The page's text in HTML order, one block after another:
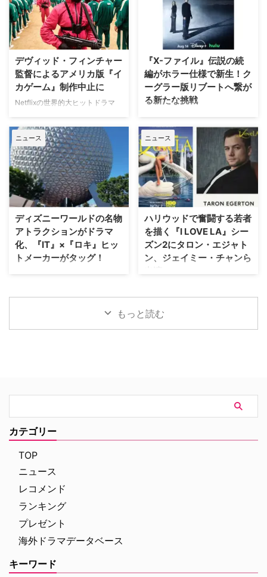
捜査に特化した新たな専門チャン
ネル「THE 犯罪捜査ファイル・
チャンネル」をスタート。 『ラ
イン・オブ・デューティ』キャス
トが贈る犯罪ドキュメンタリーも
本チャンネルは、JCOM株式会社
がAmazon Prime Videoで提供す
る新たなチャンネルパッケージサ
ービス「プレミアTVパック」の
の高い犯罪捜査ドラマや放送には
ないクライムドキュメンタリーを
配信する …
が詰まった本編映像が公開され
た。さらに、著名人たちからの絶
賛コメントも到着した。 最強の
二人が挑む成功率ゼロパーセント
ション』 『シャーロック・ホー
ムズ』や『コードネーム
U.N.C.L.E.』で世界中の映画ファ
ンを熱狂させたガイ・リッチー監
最高に危険なノンストップ・バデ
ィアクションだ。アメリカ海軍 …
デヴィッド・フィンチャー
監督によるアメリカ版『イ
カゲーム』制作中止に
Netflixの世界的大ヒットドラマ
ド・フィンチャー監督がメガホン
をとる予定だった英語版スピンオ
フ『Heckler（仮題）』の企画開
発が中止されたことが明らかにな
った。一時は同フランチャイズ初
の英語によるドラマシリーズとし
て期待されていたが、動画配信プ
ラットフォーム側の戦略変更など
を受け、プロジェクトは表舞台か
ら姿を消すこととなった。米
ThePlaylistが報じている。 デヴ
ィッド・フィンチャーが進めてい
『X-ファイル』伝説の続
編がホラー仕様で新生！ク
ーグラー版リブートへ繋が
る新たな挑戦
SFサスペンスの金字塔『X-ファ
イル』の劇場版第2作『X-ファイ
ル：真実を求めて』が、18年の時
を経て、クリス・カーター監督の
手によるよりダークなディレクタ
ーズ・カット版として遂に日の目
を浴びることが決定した。 18年
の時を経て明かされる『X-ファイ
本・監督を務めた本作の本来のビ
ジョンが解禁されるにあたり、
Entertainment Weekly（EW）誌
はホラー映画さながらの予告編映
to B …
ニュース
ディズニーワールドの名物
アトラクションがドラマ
化、『IT』×『ロキ』ヒッ
トメーカーがタッグ！
Disney+が、ウォルト・ディズニ
EPCOTを代表する大人気アトラ
クションに着想を得たドラマ作品
パイロット版を発注した。 ディ
わり。』で知られるジェイソン・
フュークスと、ドラマシリーズ
『ロキ』のマイケル・ウォルドロ
ン。そしてスタジオは20th …
ニュース
ハリウッドで奮闘する若者
を描く『I LOVE LA』シー
ズン2にタロン・エジャト
ン、ジェイミー・チャンら
出演
ズン2に、『キングスマン』のタ
ロン・エジャトンや『The
Gifted ザ・ギフテッド』のジェ
ル・セノット（『ボトムス ～最
底で最強？な私たち～』）が製
作・製作総指揮・主演を兼任する
を舞台に人生と恋を模索する野心
もっと読む
カテゴリー
TOP
ニュース
レコメンド
ランキング
プレゼント
海外ドラマデータベース
キーワード